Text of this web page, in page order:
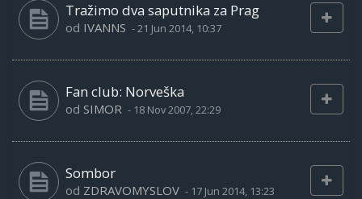
Tražimo dva saputnika za Prag
od IVANNS -21 Jun 2014, 10:37
Fan club: Norveška
od SIMOR - 18 Nov 2007, 22:29
Sombor
od ZDRAVOMYSLOV - 17 Jun 2014, 13:23